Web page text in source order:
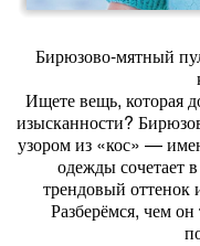
Бирюзово-мятный
Ищете вещь, которая
изысканности?
узором из «кос» —
одежды сочетает
трендовый оттенок
Разберёмся, чем он